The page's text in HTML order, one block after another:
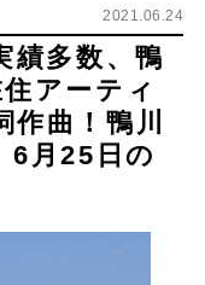
2021.06.24
績多数、鴨
アーティ
曲！鴨川
6月25日の